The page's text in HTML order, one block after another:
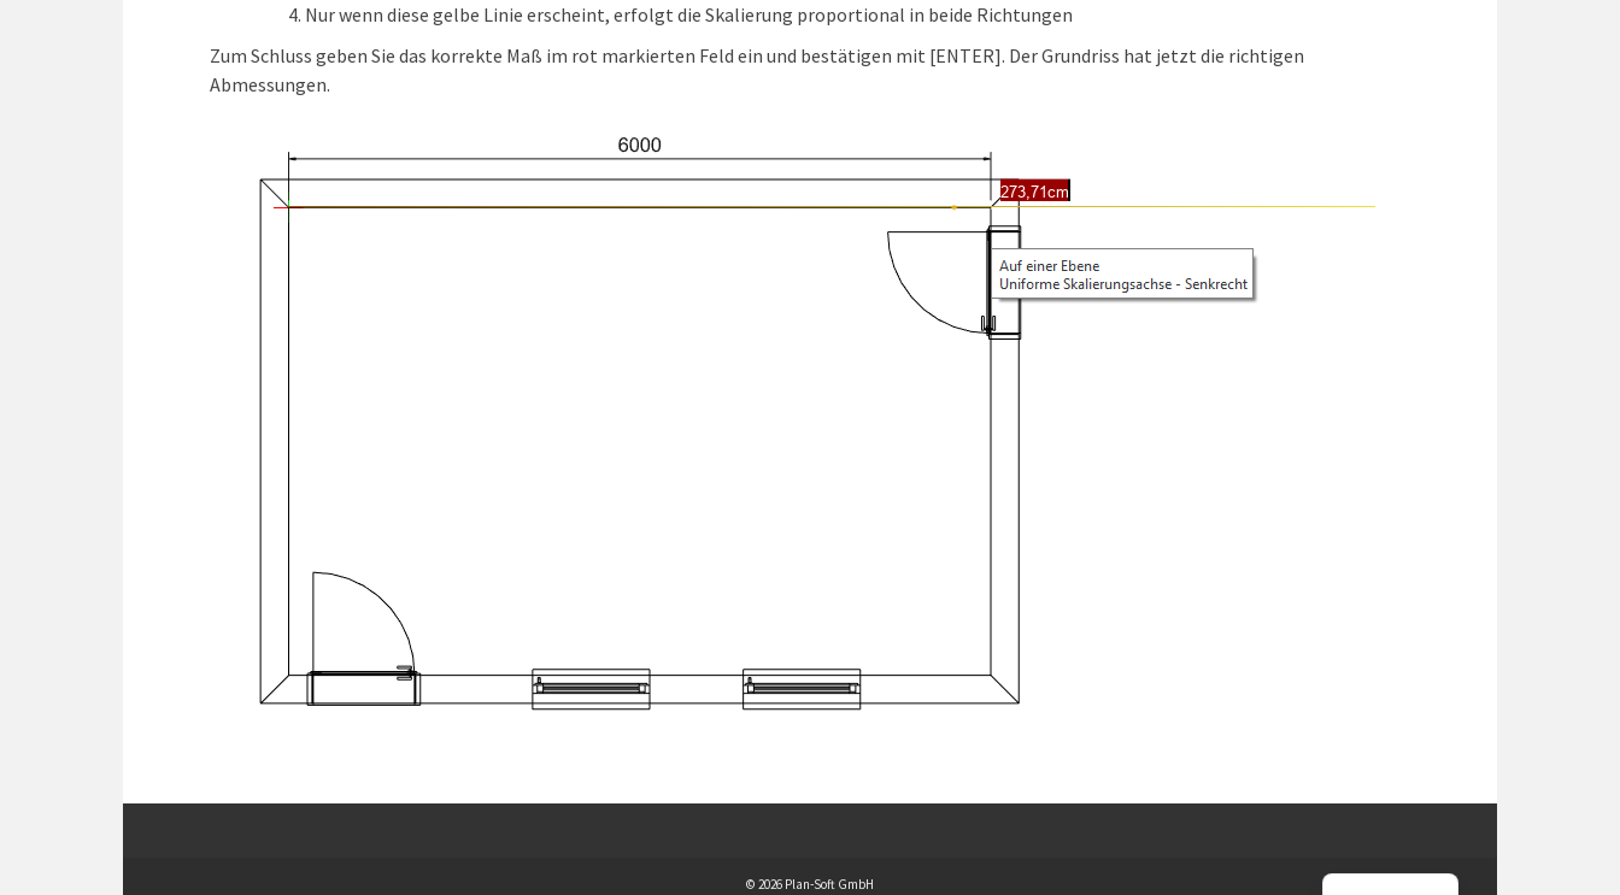
Nur wenn diese gelbe Linie erscheint, erfolgt die Skalierung proportional in beide Richtungen
Zum Schluss geben Sie das korrekte Maß im rot markierten Feld ein und bestätigen mit [ENTER]. Der Grundriss hat jetzt die richtigen
Abmessungen.
© 2026 Plan-Soft GmbH